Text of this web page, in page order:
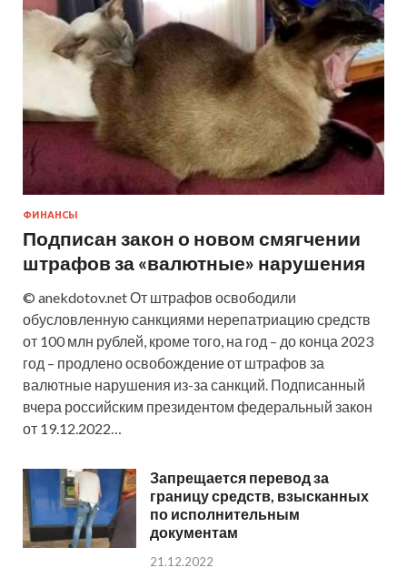
ФИНАНСЫ
Подписан закон о новом смягчении
штрафов за «валютные» нарушения
© anekdotov.net От штрафов освободили
обусловленную санкциями нерепатриацию средств
от 100 млн рублей, кроме того, на год – до конца 2023
год – продлено освобождение от штрафов за
валютные нарушения из-за санкций. Подписанный
вчера российским президентом федеральный закон
от 19.12.2022…
Запрещается перевод за
границу средств, взысканных
по исполнительным
документам
21.12.2022